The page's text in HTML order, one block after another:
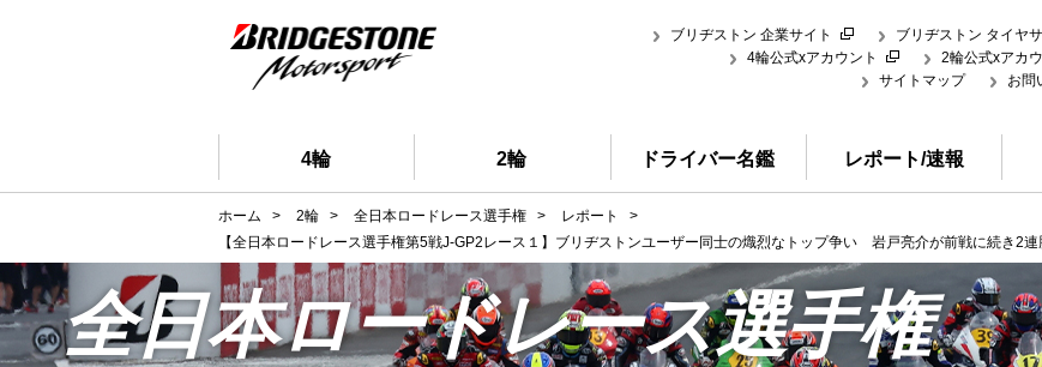
ブリヂストン 企業サイト
ブリヂストン タイヤ
4輪公式xアカウント
2輪公式xアカ
サイトマップ
お問
4輪 2輪 ドライバー名鑑 レポート/速報
ホーム > 2輪 > 全日本ロードレース選手権 > レポート
>
【全日本ロードレース選手権第5戦J-GP2レース１】ブリヂストンユーザー同士の熾烈なトップ争い 岩戸亮介が前戦に続き2連
全日本ロードレース選手権